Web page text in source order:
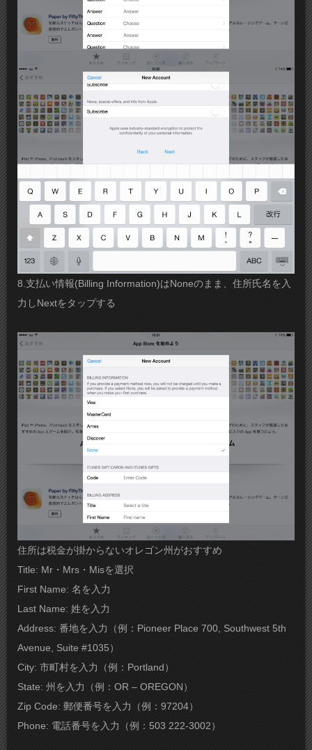
8.支払い情報(Billing Information)はNoneのまま、住所氏名を入
力しNextをタップする
住所は税金が掛からないオレゴン州がおすすめ
Title: Mr・Mrs・Misを選択
First Name: 名を入力
Last Name: 姓を入力
Address: 番地を入力（例：Pioneer Place 700, Southwest 5th
Avenue, Suite #1035）
City: 市町村を入力（例：Portland）
State: 州を入力（例：OR – OREGON）
Zip Code: 郵便番号を入力（例：97204）
Phone: 電話番号を入力（例：503 222-3002）